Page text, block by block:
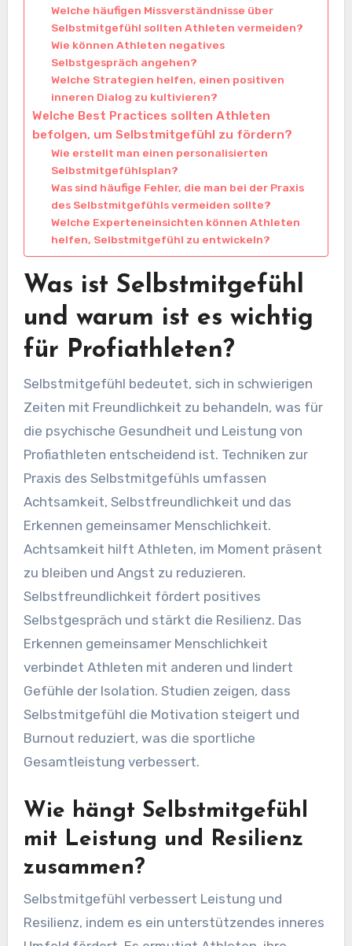
Welche häufigen Missverständnisse über
Selbstmitgefühl sollten Athleten vermeiden?
Wie können Athleten negatives
Selbstgespräch angehen?
Welche Strategien helfen, einen positiven
inneren Dialog zu kultivieren?
Welche Best Practices sollten Athleten
befolgen, um Selbstmitgefühl zu fördern?
Wie erstellt man einen personalisierten
Selbstmitgefühlsplan?
Was sind häufige Fehler, die man bei der Praxis
des Selbstmitgefühls vermeiden sollte?
Welche Experteneinsichten können Athleten
helfen, Selbstmitgefühl zu entwickeln?
Was ist Selbstmitgefühl
und warum ist es wichtig
für Profiathleten?
Selbstmitgefühl bedeutet, sich in schwierigen
Zeiten mit Freundlichkeit zu behandeln, was für
die psychische Gesundheit und Leistung von
Profiathleten entscheidend ist. Techniken zur
Praxis des Selbstmitgefühls umfassen
Achtsamkeit, Selbstfreundlichkeit und das
Erkennen gemeinsamer Menschlichkeit.
Achtsamkeit hilft Athleten, im Moment präsent
zu bleiben und Angst zu reduzieren.
Selbstfreundlichkeit fördert positives
Selbstgespräch und stärkt die Resilienz. Das
Erkennen gemeinsamer Menschlichkeit
verbindet Athleten mit anderen und lindert
Gefühle der Isolation. Studien zeigen, dass
Selbstmitgefühl die Motivation steigert und
Burnout reduziert, was die sportliche
Gesamtleistung verbessert.
Wie hängt Selbstmitgefühl
mit Leistung und Resilienz
zusammen?
Selbstmitgefühl verbessert Leistung und
Resilienz, indem es ein unterstützendes inneres